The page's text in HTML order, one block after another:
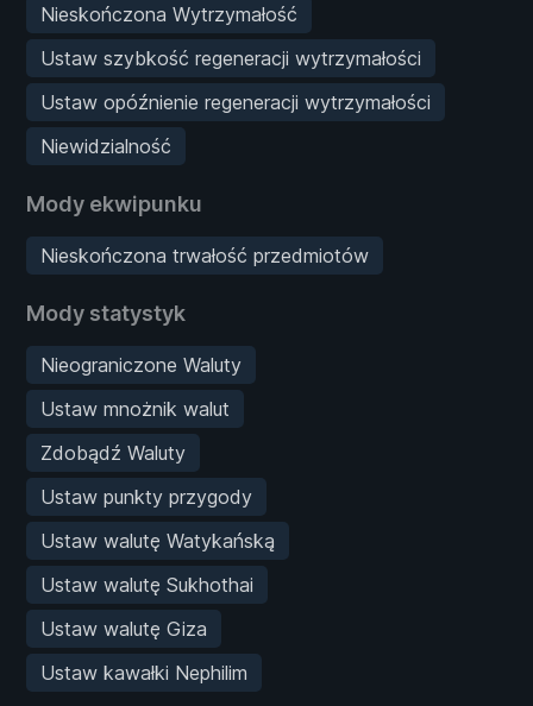
Nieskończona Wytrzymałość
Ustaw szybkość regeneracji wytrzymałości
Ustaw opóźnienie regeneracji wytrzymałości
Niewidzialność
Mody ekwipunku
Nieskończona trwałość przedmiotów
Mody statystyk
Nieograniczone Waluty
Ustaw mnożnik walut
Zdobądź Waluty
Ustaw punkty przygody
Ustaw walutę Watykańską
Ustaw walutę Sukhothai
Ustaw walutę Giza
Ustaw kawałki Nephilim